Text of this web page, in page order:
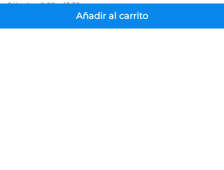
Añadir al carrito
Sábados: 9:00 a 13:30
(800) 161-4417